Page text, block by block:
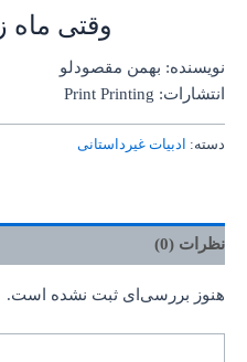
وقتی ماه
نویسنده: بهمن مقصودلو
انتشارات: Print Printing
دسته: ادبیات غیرداستانی
نظرات (0)
هنوز بررسی‌ای ثبت نشده است.